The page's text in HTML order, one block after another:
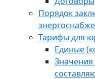
Порядок
Тарифы для
Единые